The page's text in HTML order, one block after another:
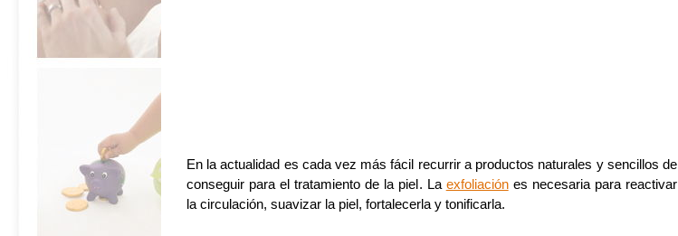
En la actualidad es cada vez más fácil recurrir a productos naturales y sencillos de
conseguir para el tratamiento de la piel. La exfoliaciónes necesaria para reactivar
la circulación, suavizar la piel, fortalecerla y tonificarla.